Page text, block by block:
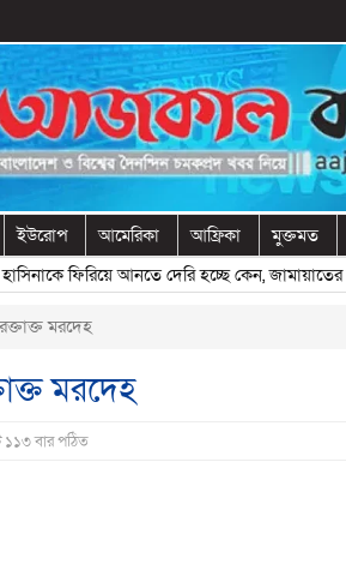
ইউরোপ আমেরিকা আফ্রিকা মুক্তমত
ফিরিয়ে আনতে দেরি হচ্ছে কেন, জামায়াতের
মরদেহ
মরদেহ
১১৩ বার পঠিত